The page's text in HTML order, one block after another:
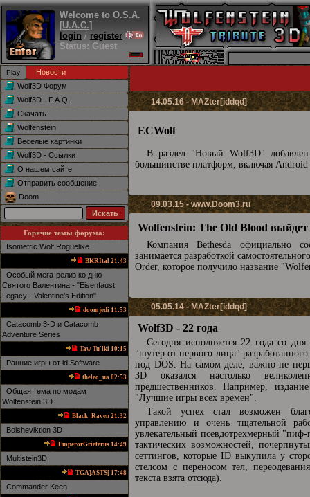
Welcome to O.S.A.
[U.A.C.]
login / register
Status: Guest
Новости
Wolf3D Форум
Wolf3D - F.A.Q.
Скачать
Wolfenstein
Веселые картинки
Wolf3D - Ссылки
О нашем сайте
Отправить сообщение
Doom
Горячие темы форума:
Isometric Wolf Roguelike
BKRItal 21:43
Особый мега-релиз ко дню
Святого Валентина - "Eisenfaust:
Legacy - Valentine's Edition"
doomjedi 11:53
Catacomb 3-D и Catacomb
Adventure Series
Taw Tu'lki 10:15
Ранние игры от id Software
theleo_ua 02:53
Общая тема по модам
Wolfenstein 3D
Black_Raven 21:32
Bolsheviktion 3D
EmperorGrieferus 14:49
Multistein3D
TGA]ASTS[ 17:48
Commander Keen
14.05.16 - MAZter[iddqd]
ECWolf
В раздел "Новый Wolf3D"
большинстве платформ, включая Android
09.03.15 -www.Doom3.ru
Wolfenstein: The Old Blood
Компания Bethesda официально
занимается разработкой
Order, которое получило название
05.05.14 - MAZter[iddqd]
Wolf3D - 22 года
Сегодня исполняется 22 года со
"шутер от первого лица"
под DOS. На самом деле, важно не
3D оказался настолько
предшественников. Например,
"Лучшие игры всех времен".
Такой успех стал возможен
управлению и очень тщательной
увлекательный псевдотрехмерный
тактических возможностей,
сеттингов, которые ID выкупила у
стелсом с переносом тел,
текста взята отсюда).